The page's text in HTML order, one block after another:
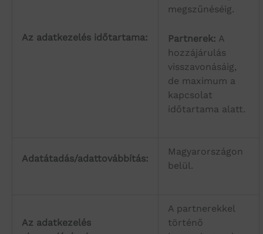
Az adatkezelés időtartama:
megszűnéséig.
Partnerek: A
hozzájárulás
visszavonásáig,
de maximum a
kapcsolat
időtartama alatt.
Adatátadás/adattovábbítás:
Magyarországon
belül.
Az adatkezelés
A partnerekkel
történő